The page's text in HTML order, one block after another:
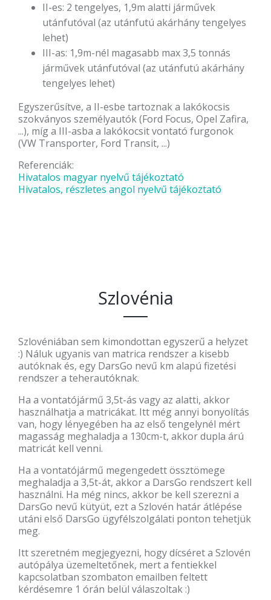
II-es: 2 tengelyes, 1,9m alatti járművek
utánfutóval (az utánfutú akárhány tengelyes
lehet)
III-as: 1,9m-nél magasabb max 3,5 tonnás
járművek utánfutóval (az utánfutú akárhány
tengelyes lehet)
Egyszerűsítve, a II-esbe tartoznak a lakókocsis
szokványos személyautók (Ford Focus, Opel Zafira,
...), míg a III-asba a lakókocsit vontató furgonok
(VW Transporter, Ford Transit, ...)
Referenciák:
Hivatalos magyar nyelvű tájékoztató
Hivatalos, részletes angol nyelvű tájékoztató
Szlovénia
Szlovéniában sem kimondottan egyszerű a helyzet
:) Náluk ugyanis van matrica rendszer a kisebb
autóknak és, egy DarsGo nevű km alapú fizetési
rendszer a teherautóknak.
Ha a vontatójármű 3,5t-ás vagy az alatti, akkor
használhatja a matricákat. Itt még annyi bonyolítás
van, hogy lényegében ha az első tengelynél mért
magasság meghaladja a 130cm-t, akkor dupla árú
matricát kell venni.
Ha a vontatójármű megengedett össztömege
meghaladja a 3,5t-át, akkor a DarsGo rendszert kell
használni. Ha még nincs, akkor be kell szerezni a
DarsGo nevű kütyüt, ezt a Szlovén határ átlépése
utáni első DarsGo ügyfélszolgálati ponton tehetjük
meg.
Itt szeretném megjegyezni, hogy dícséret a Szlovén
autópálya üzemeltetőnek, mert a fentiekkel
kapcsolatban szombaton emailben feltett
kérdésemre 1 órán belül válaszoltak :)